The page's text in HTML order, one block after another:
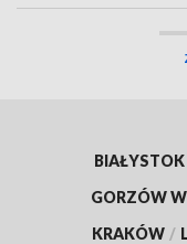
BIAŁYSTOK
GORZÓW
KRAKÓW /